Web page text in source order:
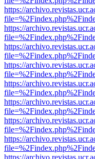
https://
https://
https://
https://
https://
https://
https://
https://
https://